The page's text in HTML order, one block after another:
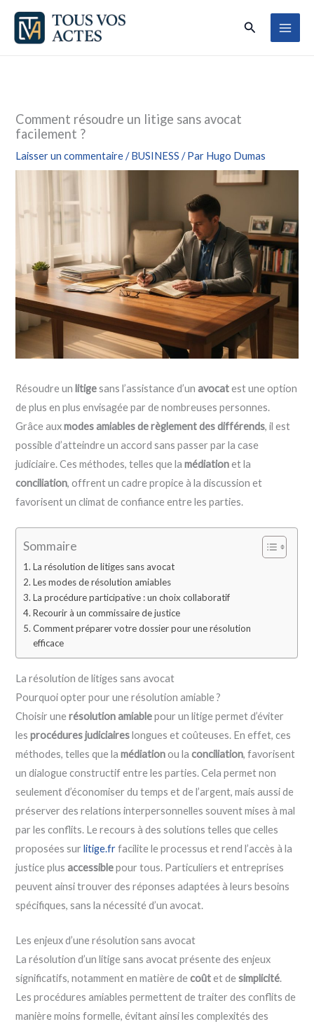
Aller
contenu
Rechercher
Comment résoudre un litige sans avocat
facilement ?
Laisser un commentaire /BUSINESS / Par Hugo Dumas
Résoudre un litigesans l’assistance d’unavocatest une option
de plus en plus envisagée par de nombreuses personnes.
Grâce auxmodes amiables de règlement des différends, il est
possible d’atteindre un accord sans passer par la case
judiciaire. Ces méthodes, telles que lamédiationet la
conciliation, offrent un cadre propice à la discussion et
favorisent un climat de confiance entre les parties.
Sommaire
La résolution de litiges sans avocat
Les modes de résolution amiables
La procédure participative : un choix collaboratif
Recourir à un commissaire de justice
Comment préparer votre dossier pour une résolution
efficace
La résolution de litiges sans avocat
Pourquoi opter pour une résolution amiable ?
Choisir unerésolution amiablepour un litige permet d’éviter
lesprocédures judiciaireslongues et coûteuses. En effet, ces
méthodes, telles que lamédiationou laconciliation, favorisent
un dialogue constructif entre les parties. Cela permet non
seulement d’économiser du temps et de l’argent, mais aussi de
préserver des relations interpersonnelles souvent mises à mal
par les conflits. Le recours à des solutions telles que celles
proposées surlitige.frfacilite le processus et rend l’accès à la
justice plusaccessiblepour tous. Particuliers et entreprises
peuvent ainsi trouver des réponses adaptées à leurs besoins
spécifiques, sans la nécessité d’un avocat.
Les enjeux d’une résolution sans avocat
La résolution d’un litige sans avocat présente des enjeux
significatifs, notamment en matière decoûtet desimplicité.
Les procédures amiables permettent de traiter des conflits de
manière moins formelle, évitant ainsi les complexités des